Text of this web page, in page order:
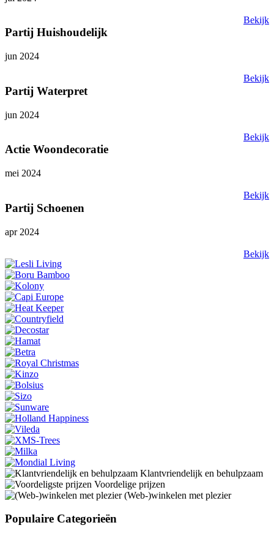
Bekijk
Partij Huishoudelijk
jun 2024
Bekijk
Partij Waterpret
jun 2024
Bekijk
Actie Woondecoratie
mei 2024
Bekijk
Partij Schoenen
apr 2024
Bekijk
Klantvriendelijk en behulpzaam
Voordelige prijzen
(Web-)winkelen met plezier
Populaire Categorieën